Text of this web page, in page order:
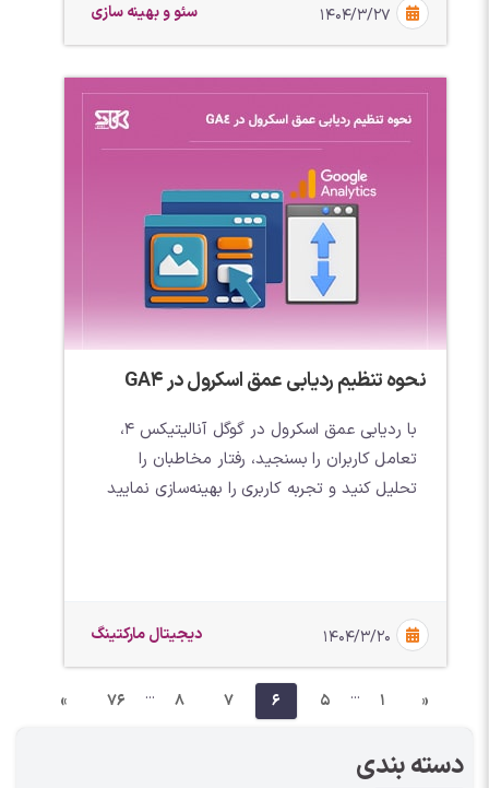
۱۴۰۴/۳/۲۷ سئو و بهینه سازی
نحوه تنظیم ردیابی عمق اسکرول در GA4
با ردیابی عمق اسکرول در گوگل آنالیتیکس 4،
تعامل کاربران را بسنجید، رفتار مخاطبان را
تحلیل کنید و تجربه کاربری را بهینه‌سازی نمایید
۱۴۰۴/۳/۲۰ دیجیتال مارکتینگ
«
1
...
5
6
7
8
...
76
»
دسته بندی